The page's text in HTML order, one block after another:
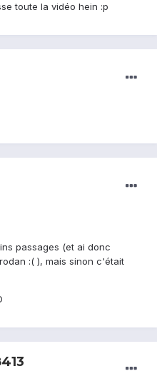
toute la vidéo hein :p
passages (et ai donc
:( ), mais sinon c'était